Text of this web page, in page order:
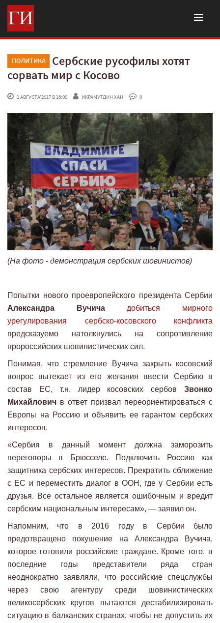
ПОЛИТИКА
Сербские русофилы хотят
сорвать мир с Косово
1 АВГУСТА'2017 В 16:00 ИКРАМУТДИН ХАН 0
(На фото - демонстрация сербских шовинистов)
Попытки нового проевропейского президента Сербии
Александра Вучича
добиться мирного
урегулирования сербско-косовского конфликта
предсказуемо натолкнулись на сопротивление
пророссийских шовинистических сил.
Понимая, что стремление Вучича закрыть косовский
вопрос вытекает из его желания ввести Сербию в
состав ЕС, т.н. лидер косовских сербов Звонко
Михайлович в ответ призвал переориентироваться с
Европы на Россию и объявить ее гарантом сербских
интересов.
«Сербия в данный момент должна заморозить
переговоры в Брюсселе. Подключить Россию как
защитника сербских интересов. Прекратить сближение
с ЕС и переместить диалог в ООН, где у Сербии есть
друзья. Все остальное является ошибочным и вредит
сербским национальным интересам», — заявил он.
Напомним, что в 2016 году в Сербии было
предотвращено покушение на Александра Вучича,
которое готовили российские граждане. Кроме того, в
последние годы представители ряда стран
неоднократно заявляли, что российские спецслужбы
через свою агентуру среди шовинистических
великосербских кругов пытаются дестабилизировать
ситуацию в балканских странах, чтобы не допустить их